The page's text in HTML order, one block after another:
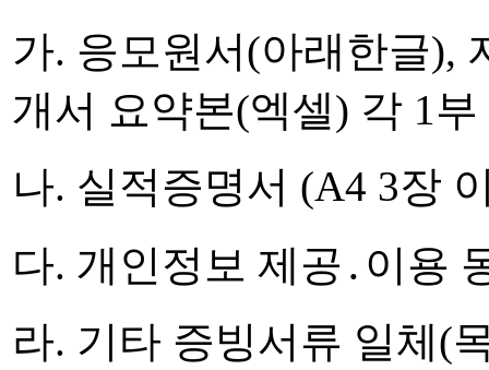
가. 응모원서(아래한글),
개서 요약본(엑셀) 각 1부
나. 실적증명서 (A4 3장
다. 개인정보 제공․이용
라. 기타 증빙서류 일체(